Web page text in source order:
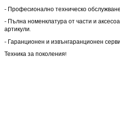
- Професионално техническо
- Пълна номенклатура от части и
артикули.
- Гаранционен и извънгаранционен
Техника за поколения!